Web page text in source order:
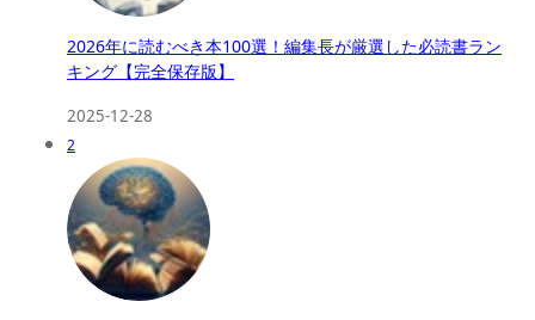
2026年に読むべき本100選！編集長が厳選した必読書ラン
キング【完全保存版】
2025-12-28
2